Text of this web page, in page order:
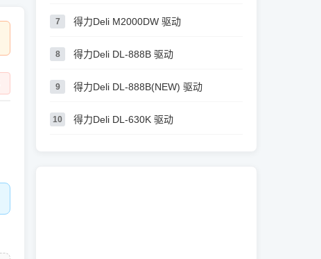
7 得力Deli M2000DW 驱动
8 得力Deli DL-888B 驱动
9 得力Deli DL-888B(NEW) 驱动
10 得力Deli DL-630K 驱动